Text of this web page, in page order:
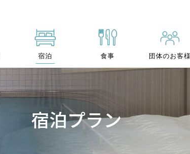
宿泊 食事 団体のお客